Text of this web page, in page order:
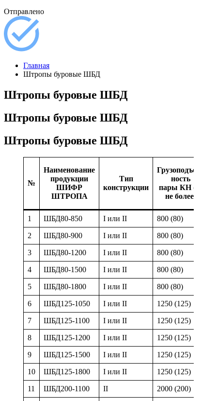
Отправлено
Главная
Штропы буровые ШБД
Штропы буровые ШБД
Штропы буровые ШБД
Штропы буровые ШБД
№
Наименование
продукции
ШИФР
ШТРОПА
Тип
конструкции
Грузоподъем-
ность
пары КН (т)
не более
1 ШБД80-850 I или II 800 (80)
2 ШБД80-900 I или II 800 (80)
3 ШБД80-1200 I или II 800 (80)
4 ШБД80-1500 I или II 800 (80)
5 ШБД80-1800 I или II 800 (80)
6 ШБД125-1050 I или II 1250 (125)
7 ШБД125-1100 I или II 1250 (125)
8 ШБД125-1200 I или II 1250 (125)
9 ШБД125-1500 I или II 1250 (125)
10 ШБД125-1800 I или II 1250 (125)
11 ШБД200-1100 II 2000 (200)